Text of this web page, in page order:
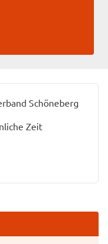
Schöneberg
Zeit